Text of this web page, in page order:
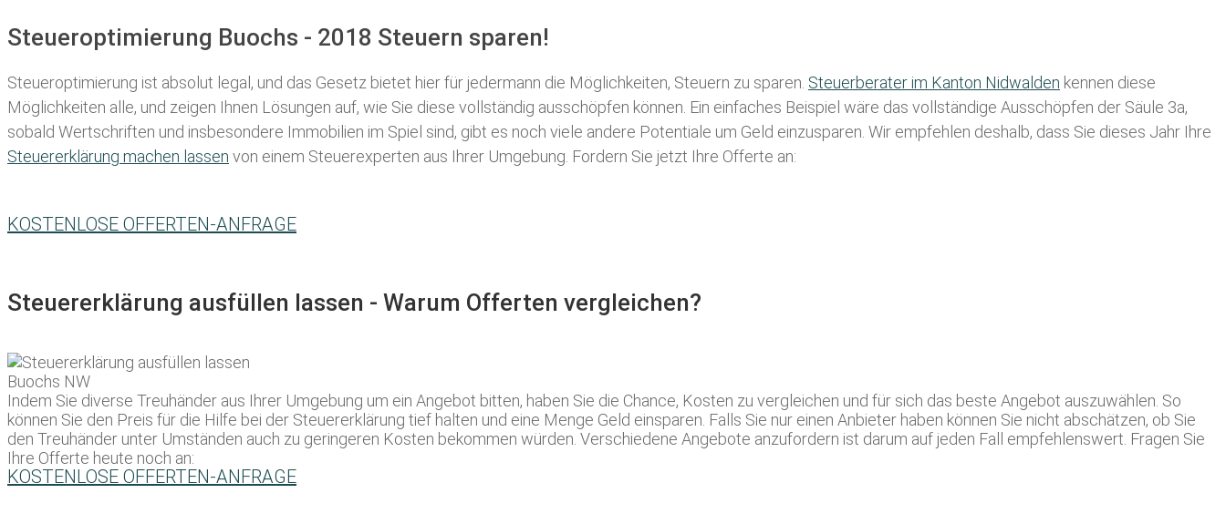
Steueroptimierung Buochs - 2018 Steuern sparen!
Steueroptimierung ist absolut legal, und das Gesetz bietet hier für jedermann die Möglichkeiten, Steuern zu sparen. Steuerberater im K anton Nidwalden kennen diese
Möglichkeiten alle, und zeigen Ihnen Lösungen auf, wie Sie diese vollständig ausschöpfen können. Ein einfaches Beispiel wäre das vollständige Ausschöpfen der Säule 3a,
sobald Wertschriften und insbesondere Immobilien im Spiel sind, gibt es noch viele andere Potentiale um Geld einzusparen. Wir empfehlen deshalb, dass Sie dieses Jahr Ihre
Steuererklärung machen lassen von einem Steuerexperten aus Ihrer Umgebung. Fordern Sie jetzt Ihre Offerte an:
KOSTENLOSE OFFERTEN-ANFRAGE
Steuererklärung ausfüllen lassen - Warum Offerten vergleichen?
Indem Sie diverse Treuhänder aus Ihrer Umgebung um ein Angebot bitten, haben Sie die Chance, Kosten zu vergleichen und für sich das beste Angebot auszuwählen. So
können Sie den Preis für die Hilfe bei der Steuererklärung tief halten und eine Menge Geld einsparen. Falls Sie nur einen Anbieter haben können Sie nicht abschätzen, ob Sie
den Treuhänder unter Umständen auch zu geringeren Kosten bekommen würden. Verschiedene Angebote anzufordern ist darum auf jeden Fall empfehlenswert. Fragen Sie
Ihre Offerte heute noch an:
KOSTENLOSE OFFERTEN-ANFRAGE